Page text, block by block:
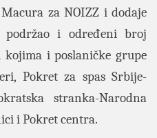
za NOIZZ i dodaje
i određeni broj
i poslaničke grupe
Pokret za spas Srbije-
stranka-Narodna
i Pokret centra.